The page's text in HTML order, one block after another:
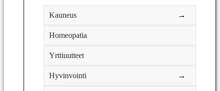
Kauneus →
Homeopatia
Yrttiuutteet
Hyvinvointi →